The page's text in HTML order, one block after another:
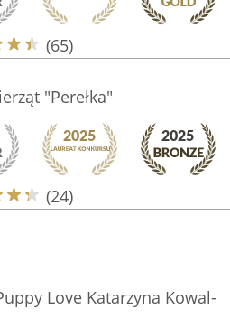
(65)
"Perełka"
(24)
Love Katarzyna Kowal-